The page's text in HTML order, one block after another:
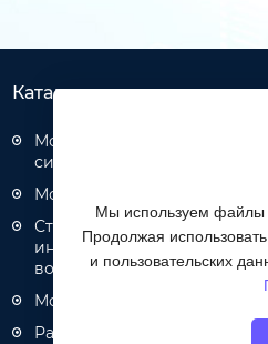
Каталог товаров
Монтаж
систем
Монтаж оптических кабелей
Строительство инженерной
инфраструктуры связи,
водоотведения
Монтаж кабелей связи и
Разное
Мы используем файлы
Продолжая
и пользовательских